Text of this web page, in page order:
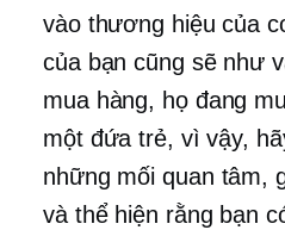
vào thương hiệu của
của bạn cũng sẽ như
mua hàng, họ đang
một đứa trẻ, vì vậy,
những mối quan tâm,
và thể hiện rằng bạn